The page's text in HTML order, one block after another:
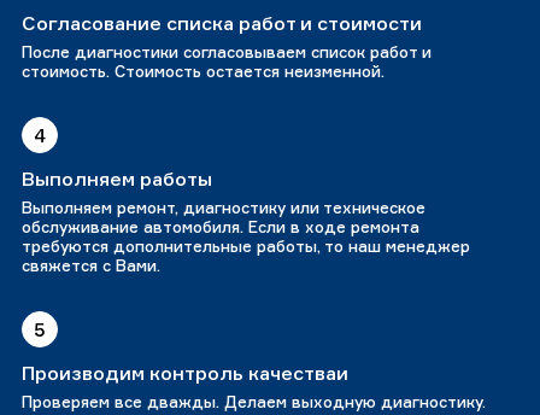
Согласование списка работ и стоимости
После диагностики согласовываем список работ и
стоимость. Стоимость остается неизменной.
4
Выполняем работы
Выполняем ремонт, диагностику или техническое
обслуживание автомобиля. Если в ходе ремонта
требуются дополнительные работы, то наш менеджер
свяжется с Вами.
5
Производим контроль качестваи
Проверяем все дважды. Делаем выходную диагностику.